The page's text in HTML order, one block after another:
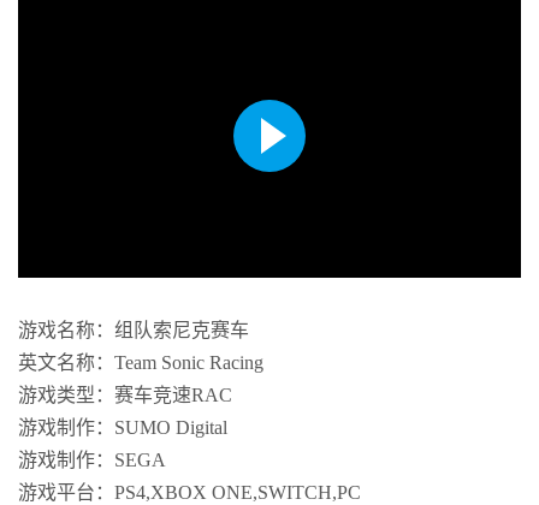
游戏名称：组队索尼克赛车
英文名称：Team Sonic Racing
游戏类型：赛车竞速RAC
游戏制作：SUMO Digital
游戏制作：SEGA
游戏平台：PS4,XBOX ONE,SWITCH,PC